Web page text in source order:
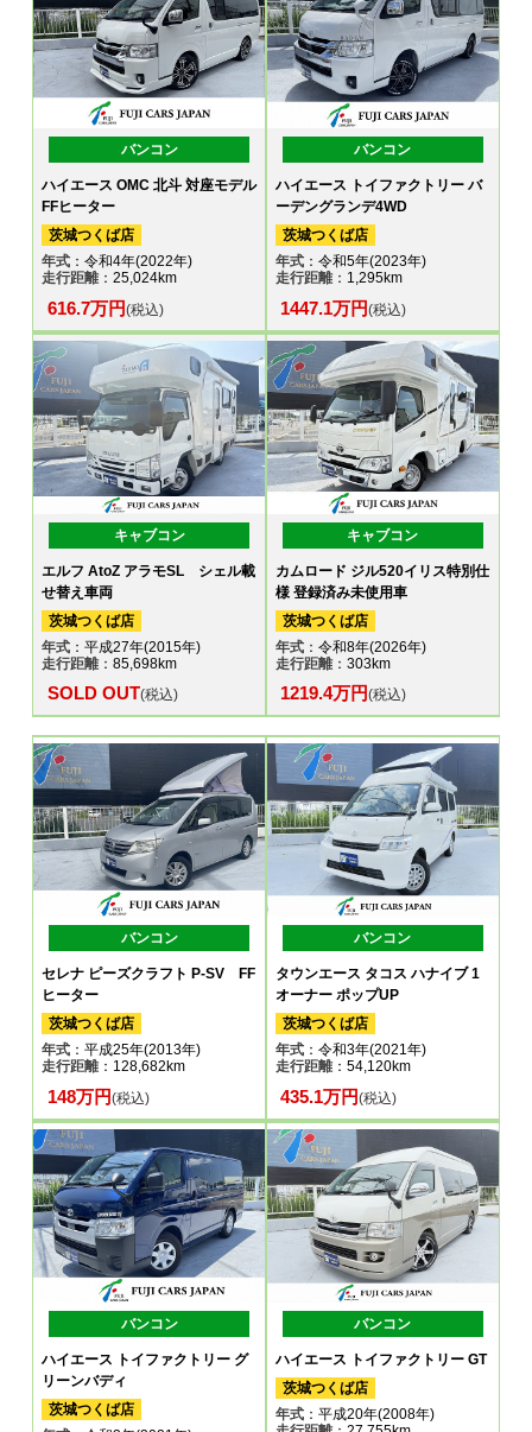
バンコン
ハイエース OMC 北斗 対座モデル
FFヒーター
茨城つくば店
年式 ：令和4年(2022年)
走行距離：25,024km
616.7万円(税込)
バンコン
ハイエース トイファクトリー バ
ーデングランデ4WD
茨城つくば店
年式：令和5年(2023年)
走行距離：1,295km
1447.1万円(税込)
キャブコン
エルフ AtoZ アラモSL シェル載
せ替え車両
茨城つくば店
年式 ：平成27年(2015年)
走行距離：85,698km
SOLD OUT(税込)
キャブコン
カムロード ジル520イリス特別仕
様 登録済み未使用車
茨城つくば店
年式：令和8年(2026年)
走行距離：303km
1219.4万円(税込)
バンコン
セレナ ピーズクラフト P-SV FF
ヒーター
茨城つくば店
年式 ：平成25年(2013年)
走行距離：128,682km
148万円(税込)
バンコン
タウンエース タコス ハナイブ 1
オーナー ポップUP
茨城つくば店
年式：令和3年(2021年)
走行距離：54,120km
435.1万円(税込)
バンコン
ハイエース トイファクトリー グ
リーンバディ
茨城つくば店
バンコン
ハイエース トイファクトリー GT
茨城つくば店
年式：平成20年(2008年)